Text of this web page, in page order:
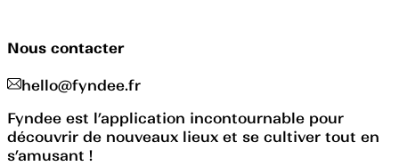
Nous contacter
hello@fyndee.fr
Fyndee est l’application incontournable pour
découvrir de nouveaux lieux et se cultiver tout en
s’amusant !